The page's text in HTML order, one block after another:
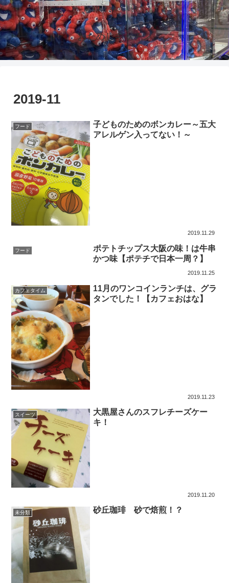
活力鍋とおいしい生活
おためしキッチン
2019-11
フード
子どものためのボンカレー～五大
アレルゲン入ってない！～
2019.11.29
フード
ポテトチップス大阪の味！は牛串
かつ味【ポテチで日本一周？】
2019.11.25
カフェタイム
11月のワンコインランチは、グラ
タンでした！【カフェおはな】
2019.11.23
スイーツ
大黒屋さんのスフレチーズケー
キ！
2019.11.20
未分類 砂丘珈琲 砂で焙煎！？